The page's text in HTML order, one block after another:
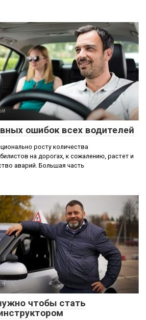
ошибок всех водителей
росту количества
на дорогах, к сожалению, растет и
аварий. Большая часть
чтобы стать